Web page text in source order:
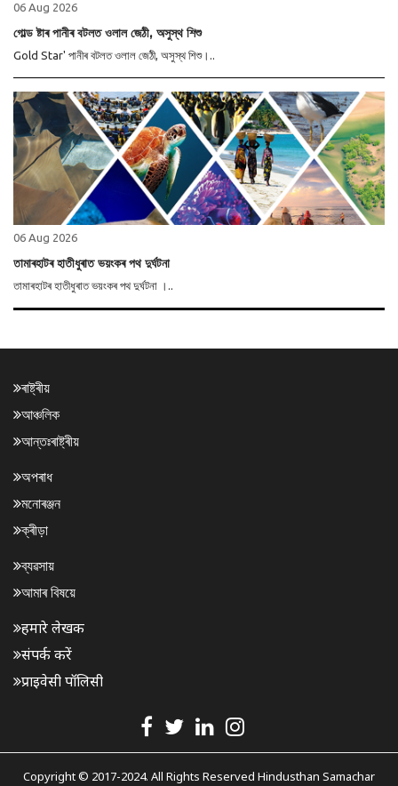
06 Aug 2026
গোল্ড ষ্টাৰ পানীৰ বটলত ওলাল জেঠী, অসুস্থ শিশু
Gold Star' পানীৰ বটলত ওলাল জেঠী, অসুস্থ শিশু।..
06 Aug 2026
তামাৰহাটৰ হাতীধুৰাত ভয়ংকৰ পথ দুৰ্ঘটনা
তামাৰহাটৰ হাতীধুৰাত ভয়ংকৰ পথ দুৰ্ঘটনা ।..
ৰাষ্ট্ৰীয়
আঞ্চলিক
আন্তঃৰাষ্ট্ৰীয়
অপৰাধ
মনোৰঞ্জন
ক্ৰীড়া
ব্যৱসায়
আমাৰ বিষয়ে
हमारे लेखक
संपर्क करें
प्राइवेसी पॉलिसी
Copyright © 2017-2024. All Rights Reserved Hindusthan Samachar